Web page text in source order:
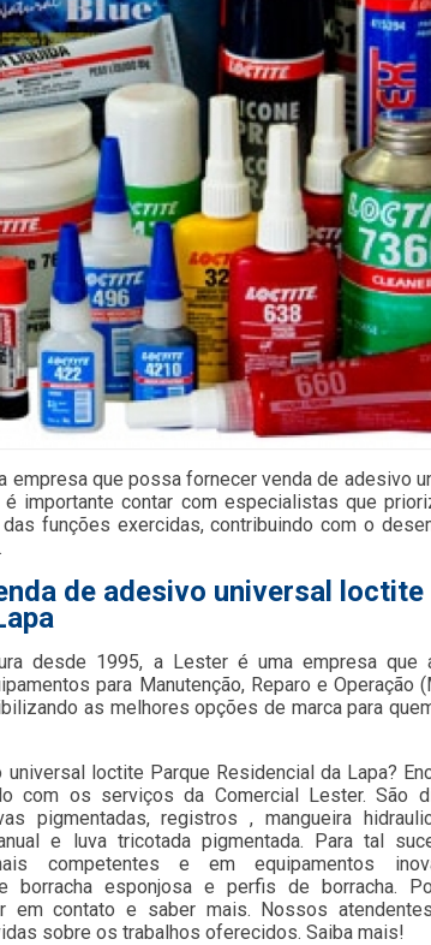
empresa que possa fornecer venda de adesivo
importante contar com especialistas que
funções exercidas, contribuindo com o
de adesivo universal loctite
desde 1995, a Lester é uma empresa que
para Manutenção, Reparo e Operação
as melhores opções de marca para
loctite Parque Residencial da Lapa?
com os serviços da Comercial Lester. São
pigmentadas, registros , mangueira
e luva tricotada pigmentada. Para tal
competentes e em equipamentos
borracha esponjosa e perfis de borracha.
em contato e saber mais. Nossos
sobre os trabalhos oferecidos. Saiba mais!